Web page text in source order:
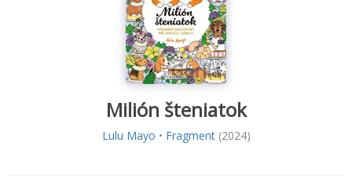
Milión šteniatok
Lulu Mayo • Fragment(2024)